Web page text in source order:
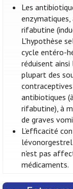
Les
rifabutine
L'hypothèse
cycle entéro-
réduisent
plupart des
antibiotiques
rifabutine), à
de graves
L’efficacité
n'est pas
médicaments.